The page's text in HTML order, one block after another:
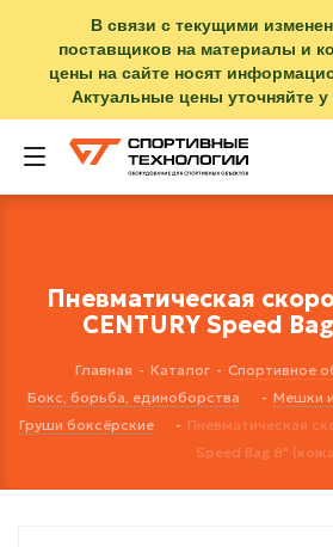
В связи с текущими
поставщиков на материалы и
цены на сайте носят
Актуальные цены уточняйте
Пневматическая
CENTURY Speed
Главная - Каталог - Спортивное
Бокс, борьба, единоборства
- Мешки
Груши боксёрские
- Пневматическая
Speed Bag 8"